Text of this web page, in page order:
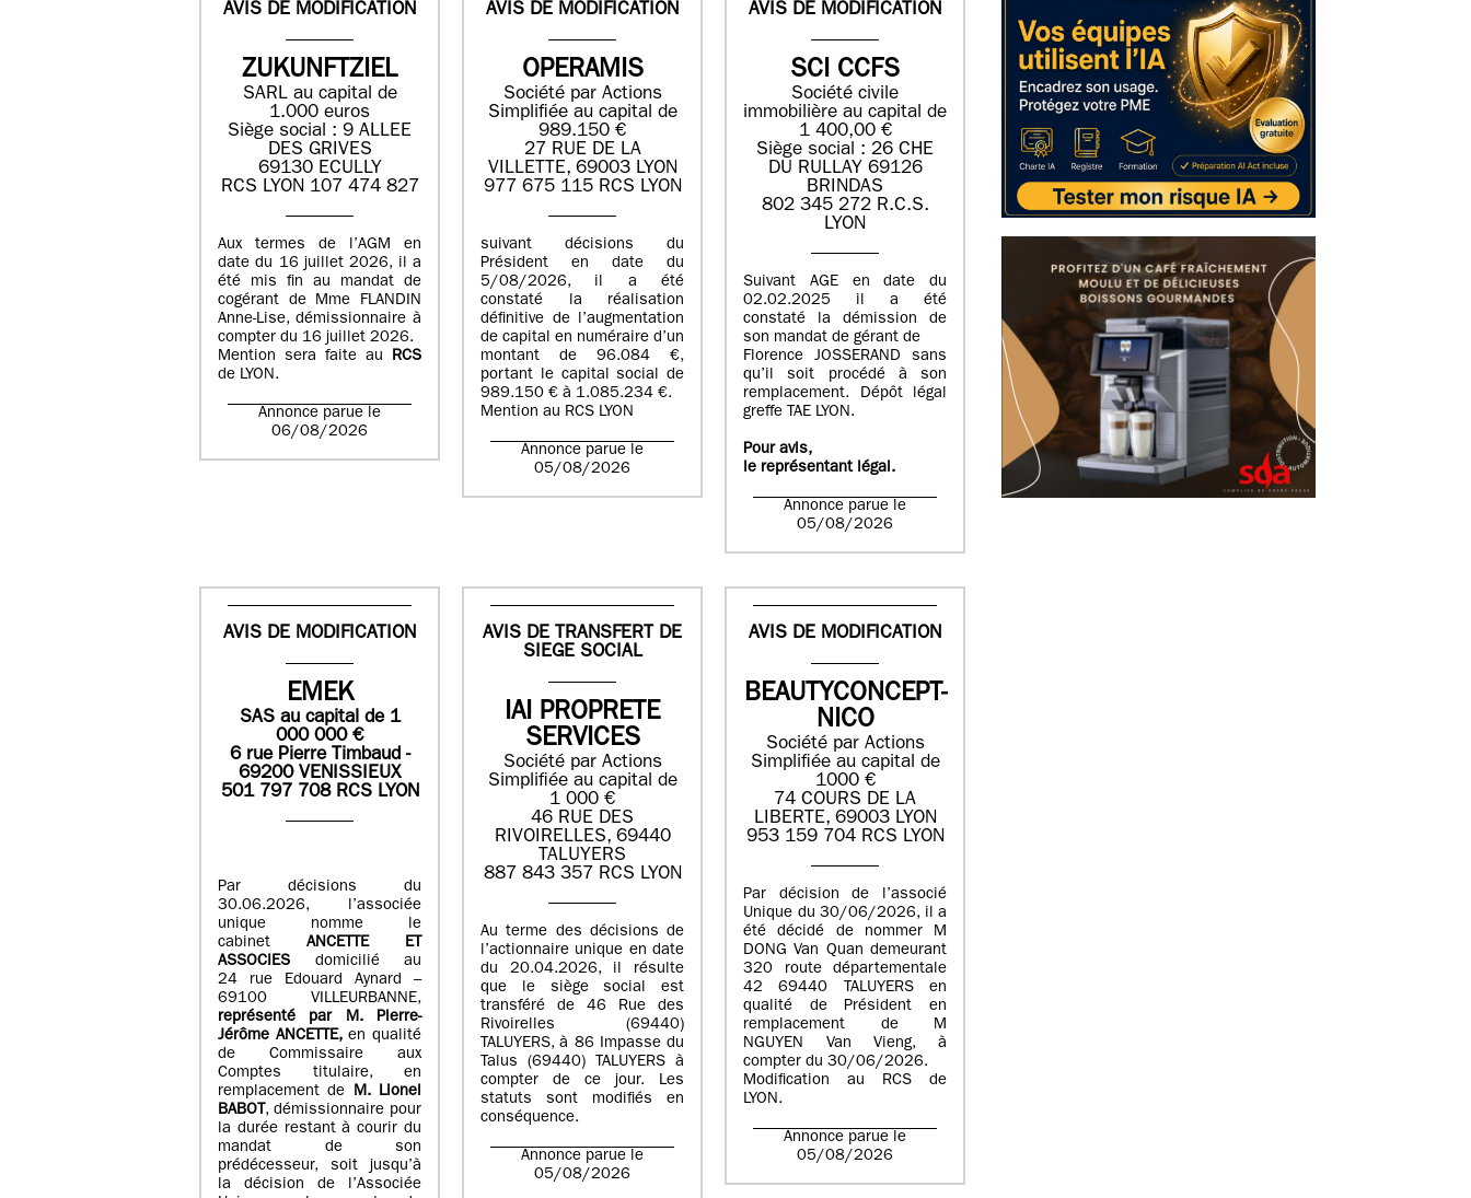
AVIS DE MODIFICATION
ZUKUNFTZIEL
SARL au capital de
1.000 euros
Siège social : 9 ALLEE
DES GRIVES
69130 ECULLY
RCS LYON 107 474 827
Aux termes de l’AGM en
date du 16 juillet 2026, il a
été mis fin au mandat de
cogérant de Mme FLANDIN
Anne-Lise, démissionnaire à
compter du 16 juillet 2026.
Mention sera faite au RCS
de LYON.
Annonce parue le
06/08/2026
AVIS DE MODIFICATION
OPERAMIS
Société par Actions
Simplifiée au capital de
989.150 €
27 RUE DE LA
VILLETTE, 69003 LYON
977 675 115 RCS LYON
suivant décisions du
Président en date du
5/08/2026, il a été
constaté la réalisation
définitive de l’augmentation
de capital en numéraire d’un
montant de 96.084 €,
portant le capital social de
989.150 € à 1.085.234 €.
Mention au RCS LYON
Annonce parue le
05/08/2026
AVIS DE MODIFICATION
SCI CCFS
Société civile
immobilière au capital de
1 400,00 €
Siège social : 26 CHE
DU RULLAY 69126
BRINDAS
802 345 272 R.C.S.
LYON
Suivant AGE en date du
02.02.2025 il a été
constaté la démission de
son mandat de gérant de
Florence JOSSERAND sans
qu’il soit procédé à son
remplacement. Dépôt légal
greffe TAE LYON.
Pour avis,
le représentant légal.
Annonce parue le
05/08/2026
AVIS DE MODIFICATION
EMEK
SASau capital de 1
000 000€
6 rue Pierre Timbaud -
69200 VENISSIEUX
501 797 708 RCS LYON
Par décisions du
30.06.2026, l’associée
unique nomme le
cabinet ANCETTE ET
ASSOCIES
domicilié au
24 rue Edouard Aynard –
69100 VILLEURBANNE,
représenté par M.Pierre-
Jérôme ANCETTE, en qualité
de Commissaire aux
Comptes titulaire, en
remplacement de M.Lionel
BABOT, démissionnaire pour
la durée restant à courir du
mandat de son
prédécesseur, soit jusqu’à
la décision de l’Associée
AVIS DE TRANSFERT DE
SIEGE SOCIAL
IAI PROPRETE
SERVICES
Société par Actions
Simplifiée au capital de
1 000 €
46 RUE DES
RIVOIRELLES, 69440
TALUYERS
887 843 357 RCS LYON
Au terme des décisions de
l’actionnaire unique en date
du 20.04.2026, il résulte
que le siège social est
transféré de 46 Rue des
Rivoirelles (69440)
TALUYERS, à 86 Impasse du
Talus (69440) TALUYERS à
compter de ce jour. Les
statuts sont modifiés en
conséquence.
Annonce parue le
05/08/2026
AVIS DE MODIFICATION
BEAUTYCONCEPT-
NICO
Société par Actions
Simplifiée au capital de
1000 €
74 COURS DE LA
LIBERTE, 69003 LYON
953 159 704 RCS LYON
Par décision de l’associé
Unique du 30/06/2026, il a
été décidé de nommer M
DONG Van Quan demeurant
320 route départementale
42 69440 TALUYERS en
qualité de Président en
remplacement de M
NGUYEN Van Vieng, à
compter du 30/06/2026.
Modification au RCS de
LYON.
Annonce parue le
05/08/2026